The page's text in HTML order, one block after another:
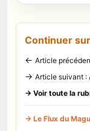
Continuer
← Article
→ Article suivant :
→ Voir toute la
→ Le Flux du